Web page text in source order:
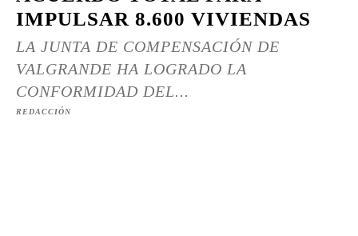
IMPULSAR 8.600 VIVIENDAS
LA JUNTA DE COMPENSACIÓN DE
VALGRANDE HA LOGRADO LA
CONFORMIDAD DEL...
REDACCIÓN